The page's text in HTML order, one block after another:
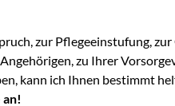
zur Pflegeeinstufung,
zu Ihrer
kann ich Ihnen bestimmt